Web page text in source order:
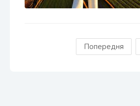
Попередня